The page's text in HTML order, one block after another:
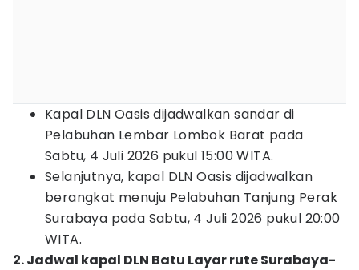
Kapal DLN Oasis dijadwalkan sandar di
Pelabuhan Lembar Lombok Barat pada
Sabtu, 4 Juli 2026 pukul 15:00 WITA.
Selanjutnya, kapal DLN Oasis dijadwalkan
berangkat menuju Pelabuhan Tanjung Perak
Surabaya pada Sabtu, 4 Juli 2026 pukul 20:00
WITA.
2. Jadwal kapal DLN Batu Layar rute Surabaya-